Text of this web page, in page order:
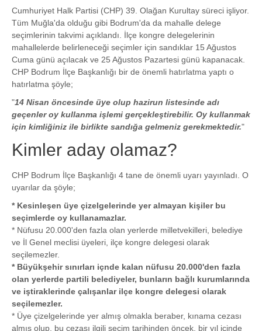
Cumhuriyet Halk Partisi (CHP) 39. Olağan Kurultay süreci işliyor.
Tüm Muğla'da olduğu gibi Bodrum'da da mahalle delege
seçimlerinin takvimi açıklandı. İlçe kongre delegelerinin
mahallelerde belirleneceği seçimler için sandıklar 15 Ağustos
Cuma günü açılacak ve 25 Ağustos Pazartesi günü kapanacak.
CHP Bodrum İlçe Başkanlığı bir de önemli hatırlatma yaptı o
hatırlatma şöyle;
"14 Nisan öncesinde üye olup hazirun listesinde adı
geçenler oy kullanma işlemi gerçekleştirebilir. Oy kullanmak
için kimliğiniz ile birlikte sandığa gelmeniz gerekmektedir."
Kimler aday olamaz?
CHP Bodrum İlçe Başkanlığı 4 tane de önemli uyarı yayınladı. O
uyarılar da şöyle;
* Kesinleşen üye çizelgelerinde yer almayan kişiler bu
seçimlerde oy kullanamazlar.
* Nüfusu 20.000'den fazla olan yerlerde milletvekilleri, belediye
ve İl Genel meclisi üyeleri, ilçe kongre delegesi olarak
seçilemezler.
* Büyükşehir sınırları içnde kalan nüfusu 20.000'den fazla
olan yerlerde partili belediyeler, bunların bağlı kurumlarında
ve iştiraklerinde çalışanlar ilçe kongre delegesi olarak
seçilemezler.
* Üye çizelgelerinde yer almış olmakla beraber, kınama cezası
almış olup, bu cezası ilgili seçim tarihinden öncek, bir yıl içinde